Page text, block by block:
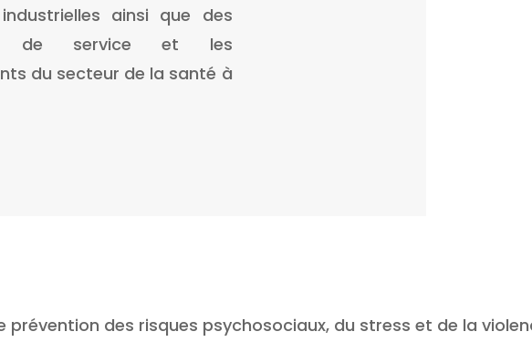
ainsi que des
de service et les
du secteur de la santé à
prévention des risques psychosociaux, du stress et de la